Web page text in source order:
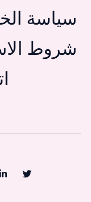
سياسة
شروط